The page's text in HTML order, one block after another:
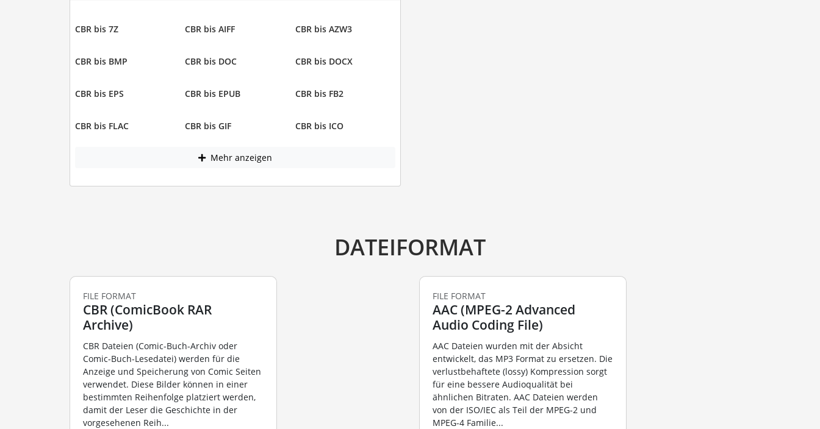
CBR bis 7Z CBR bis AIFF CBR bis AZW3
CBR bis BMP CBR bis DOC CBR bis DOCX
CBR bis EPS CBR bis EPUB CBR bis FB2
CBR bis FLAC CBR bis GIF CBR bis ICO
Mehr anzeigen
DATEIFORMAT
FILE FORMAT
CBR (ComicBook RAR
Archive)
CBR Dateien (Comic-Buch-Archiv oder
Comic-Buch-Lesedatei) werden für die
Anzeige und Speicherung von Comic Seiten
verwendet. Diese Bilder können in einer
bestimmten Reihenfolge platziert werden,
damit der Leser die Geschichte in der
vorgesehenen Reih...
FILE FORMAT
AAC (MPEG-2 Advanced
Audio Coding File)
AAC Dateien wurden mit der Absicht
entwickelt, das MP3 Format zu ersetzen. Die
verlustbehaftete (lossy) Kompression sorgt
für eine bessere Audioqualität bei
ähnlichen Bitraten. AAC Dateien werden
von der ISO/IEC als Teil der MPEG-2 und
MPEG-4 Familie...